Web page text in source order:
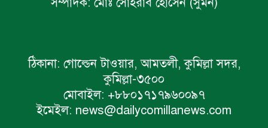
ঠিকানা: গোল্ডেন টাওয়ার, আমতলী, কুমিল্লা সদর,
কুমিল্লা-৩৫০০
মোবাইল: +৮৮০১৭১৭৯৬০০৯৭
ইমেইল: news@dailycomillanews.com